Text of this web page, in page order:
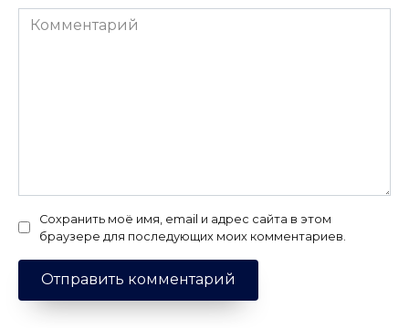
Комментарий
Сохранить моё имя, email и адрес сайта в этом
браузере для последующих моих комментариев.